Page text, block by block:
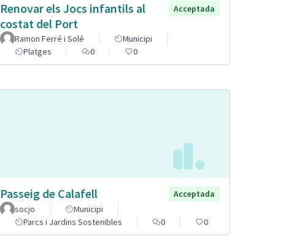
Renovar els Jocs infantils al
costat del Port
Acceptada
Ramon Ferré i Solé
Municipi
Platges
0 0
Passeig de Calafell
Acceptada
socjo
Municipi
Parcs i Jardins Sostenibles
0 0